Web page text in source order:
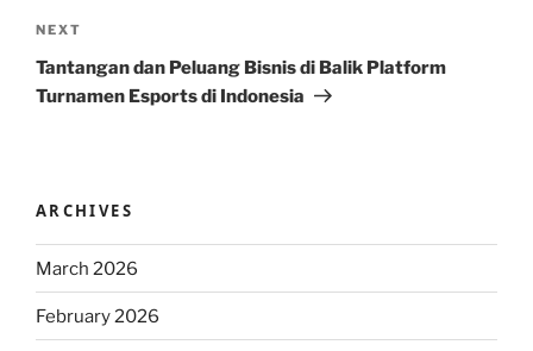
Next
Post
NEXT
Tantangan dan Peluang Bisnis di Balik Platform
Turnamen Esports di Indonesia
ARCHIVES
March 2026
February 2026